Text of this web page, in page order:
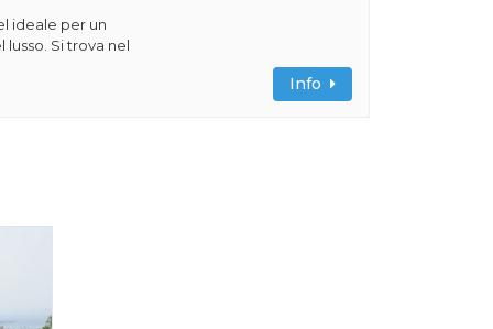
ideale per un
Si trova nel
Info